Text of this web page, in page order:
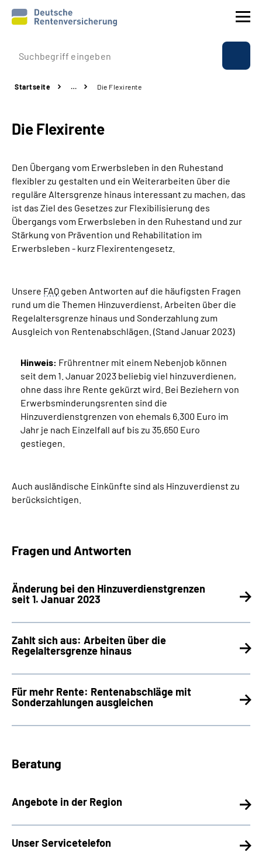
Prävention
Rente
Beratung & Kontakt
Experten
Über uns & Presse
Suche
Language
Leichte Sprache
Mein Kundenportal
Startseite … Die Flexirente
Die Flexirente
Den Übergang vom Erwerbsleben in den Ruhestand
flexibler zu gestalten und ein Weiterarbeiten über die
reguläre Altersgrenze hinaus interessant zu machen, das
ist das Ziel des Gesetzes zur Flexibilisierung des
Übergangs vom Erwerbsleben in den Ruhestand und zur
Stärkung von Prävention und Rehabilitation im
Erwerbsleben - kurz Flexirentengesetz.
Unsere FAQ geben Antworten auf die häufigsten Fragen
rund um die Themen Hinzuverdienst, Arbeiten über die
Regelaltersgrenze hinaus und Sonderzahlung zum
Ausgleich von Rentenabschlägen. (Stand Januar 2023)
Hinweis: Frührentner mit einem Nebenjob können
seit dem 1. Januar 2023 beliebig viel hinzuverdienen,
ohne dass ihre Rente gekürzt wird. Bei Beziehern von
Erwerbsminderungsrenten sind die
Hinzuverdienstgrenzen von ehemals 6.300 Euro im
Jahr je nach Einzelfall auf bis zu 35.650 Euro
gestiegen.
Auch ausländische Einkünfte sind als Hinzuverdienst zu
berücksichtigen.
Fragen und Antworten
Änderung bei den Hinzuverdienstgrenzen
seit 1. Januar 2023
Zahlt sich aus: Arbeiten über die
Regelaltersgrenze hinaus
Für mehr Rente: Rentenabschläge mit
Sonderzahlungen ausgleichen
Beratung
Angebote in der Region
Unser Servicetelefon